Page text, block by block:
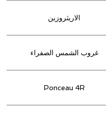
الاريثروزين
غروب الشمس الصفراء
Ponceau 4R